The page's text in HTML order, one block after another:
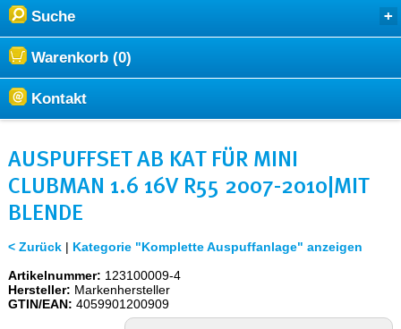
Suche
Warenkorb (0)
Kontakt
AUSPUFFSET AB KAT FÜR MINI
CLUBMAN 1.6 16V R55 2007-2010|MIT
BLENDE
< Zurück| Kategorie "Komplette Auspuffanlage" anzeigen
Artikelnummer: 123100009-4
Hersteller: Markenhersteller
GTIN/EAN: 4059901200909